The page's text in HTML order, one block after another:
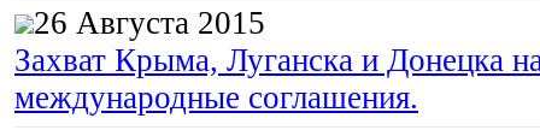
26 Августа 2015
Захват Крыма, Луганска и Донецка
международные соглашения.